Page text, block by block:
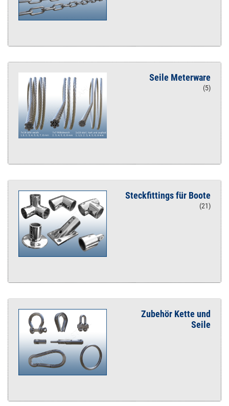
Seile Meterware
(5)
Steckfittings für Boote
(21)
Zubehör Kette und
Seile